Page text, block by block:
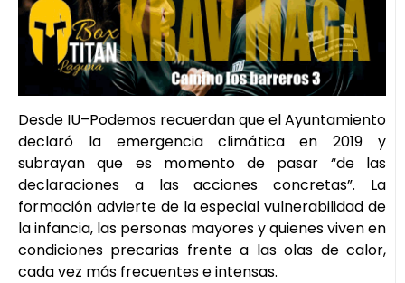
Desde IU–Podemos recuerdan que el Ayuntamiento
declaró la emergencia climática en 2019 y
subrayan que es momento de pasar “de las
declaraciones a las acciones concretas”. La
formación advierte de la especial vulnerabilidad de
la infancia, las personas mayores y quienes viven en
condiciones precarias frente a las olas de calor,
cada vez más frecuentes e intensas.